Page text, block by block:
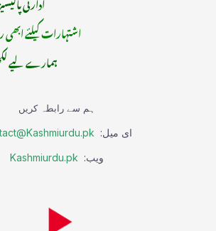
اشتہارات کیلئے
ہمارے لیے
ہم سے رابطہ کریں
ای میل:
ویب: Kashmiurdu.pk